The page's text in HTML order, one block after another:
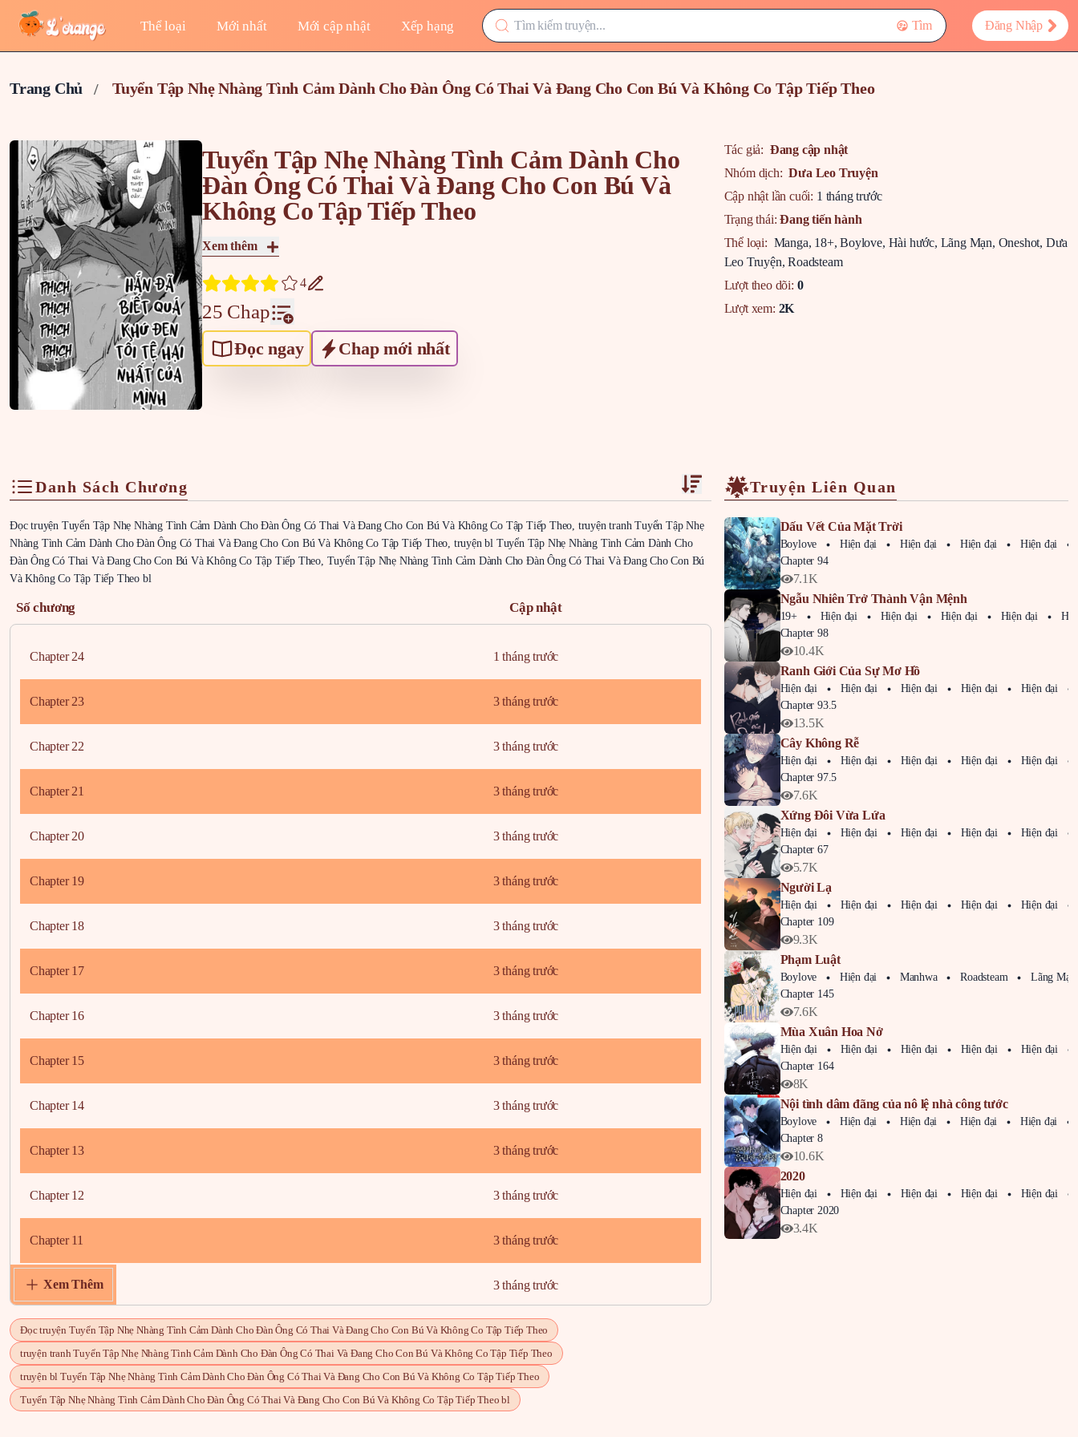
Thể loại Mới nhất Mới cập nhật Xếp hạng Tìm Đăng Nhập
Trang Chủ Tuyển Tập Nhẹ Nhàng Tình Cảm Dành Cho Đàn Ông Có Thai Và Đang Cho Con Bú Và Không Co Tập Tiếp Theo
Tuyển Tập Nhẹ Nhàng Tình Cảm Dành Cho
Đàn Ông Có Thai Và Đang Cho Con Bú Và
Không Co Tập Tiếp Theo
Xem thêm
4
25 Chap
Đọc ngay Chap mới nhất
Tác giả: Đang cập nhật
Nhóm dịch: Dưa Leo Truyện
Cập nhật lần cuối: 1 tháng trước
Trạng thái: Đang tiến hành
Thể loại: Manga, 18+,Boylove, Hài hước, Lãng Mạn, Oneshot, Dưa
Leo Truyện,Roadsteam
Lượt theo dõi: 0
Lượt xem: 2K
Danh Sách Chương
Đọc truyện Tuyển Tập Nhẹ Nhàng Tình Cảm Dành Cho Đàn Ông Có Thai Và Đang Cho Con Bú Và Không Co Tập Tiếp Theo, truyện tranh Tuyển Tập Nhẹ
Nhàng Tình Cảm Dành Cho Đàn Ông Có Thai Và Đang Cho Con Bú Và Không Co Tập Tiếp Theo, truyện bl Tuyển Tập Nhẹ Nhàng Tình Cảm Dành Cho
Đàn Ông Có Thai Và Đang Cho Con Bú Và Không Co Tập Tiếp Theo, Tuyển Tập Nhẹ Nhàng Tình Cảm Dành Cho Đàn Ông Có Thai Và Đang Cho Con Bú
Và Không Co Tập Tiếp Theo bl
Số chương Cập nhật
Chapter 24 1 tháng trước
Chapter 23 3 tháng trước
Chapter 22 3 tháng trước
Chapter 21 3 tháng trước
Chapter 20 3 tháng trước
Chapter 19 3 tháng trước
Chapter 18 3 tháng trước
Chapter 17 3 tháng trước
Chapter 16 3 tháng trước
Chapter 15 3 tháng trước
Chapter 14 3 tháng trước
Chapter 13 3 tháng trước
Chapter 12 3 tháng trước
Chapter 11 3 tháng trước
Chapter 10 3 tháng trước
Chapter 9 3 tháng trước
Chapter 8 3 tháng trước
Xem Thêm
Đọc truyện Tuyển Tập Nhẹ Nhàng Tình Cảm Dành Cho Đàn Ông Có Thai Và Đang Cho Con Bú Và Không Co Tập Tiếp Theo
truyện tranh Tuyển Tập Nhẹ Nhàng Tình Cảm Dành Cho Đàn Ông Có Thai Và Đang Cho Con Bú Và Không Co Tập Tiếp Theo
truyện bl Tuyển Tập Nhẹ Nhàng Tình Cảm Dành Cho Đàn Ông Có Thai Và Đang Cho Con Bú Và Không Co Tập Tiếp Theo
Tuyển Tập Nhẹ Nhàng Tình Cảm Dành Cho Đàn Ông Có Thai Và Đang Cho Con Bú Và Không Co Tập Tiếp Theo bl
Truyện Liên Quan
Dấu Vết Của Mặt Trời
Boylove Hiện đại Hiện đại Hiện đại
Hiện đại
Chapter 94
7.1K
Ngẫu Nhiên Trở Thành Vận Mệnh
19+ Hiện đại Hiện đại Hiện đại Hiện đại
Hiện
Chapter 98
10.4K
Ranh Giới Của Sự Mơ Hồ
Hiện đại Hiện đại Hiện đại Hiện đại
Hiện đại
Chapter 93.5
13.5K
Cây Không Rễ
Hiện đại Hiện đại Hiện đại Hiện đại
Hiện đại
Chapter 97.5
7.6K
Xứng Đôi Vừa Lứa
Hiện đại Hiện đại Hiện đại Hiện đại
Hiện đại
Chapter 67
5.7K
Người Lạ
Hiện đại Hiện đại Hiện đại Hiện đại
Hiện đại
Chapter 109
9.3K
Phạm Luật
Boylove Hiện đại Manhwa Roadsteam
Lãng
Chapter 145
7.6K
Mùa Xuân Hoa Nở
Hiện đại Hiện đại Hiện đại Hiện đại
Hiện đại
Chapter 164
8K
Nội tình dâm đãng của nô lệ nhà công tước
Boylove Hiện đại Hiện đại Hiện đại
Hiện đại
Chapter 8
10.6K
2020
Hiện đại Hiện đại Hiện đại Hiện đại
Hiện đại
Chapter 2020
3.4K